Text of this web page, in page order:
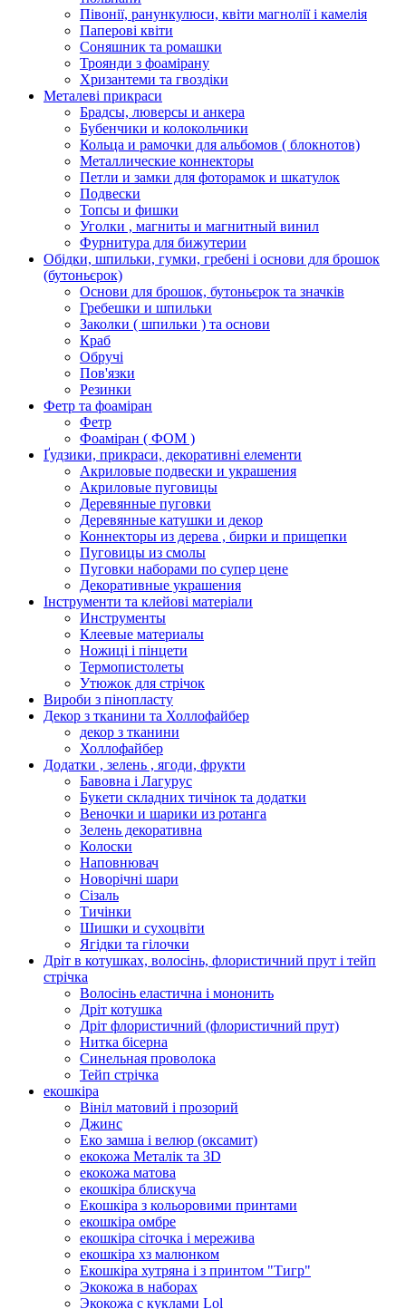
Півонії, ранункулюси, квіти магнолії і камелія
Паперові квіти
Соняшник та ромашки
Троянди з фоамірану
Хризантеми та гвоздіки
Металеві прикраси
Брадсы, люверсы и анкера
Бубенчики и колокольчики
Кольца и рамочки для альбомов ( блокнотов)
Металлические коннекторы
Петли и замки для фоторамок и шкатулок
Подвески
Топсы и фишки
Уголки , магниты и магнитный винил
Фурнитура для бижутерии
Обідки, шпильки, гумки, гребені і основи для брошок
(бутоньєрок)
Основи для брошок, бутоньєрок та значків
Гребешки и шпильки
Заколки ( шпильки ) та основи
Краб
Обручі
Пов'язки
Резинки
Фетр та фоаміран
Фетр
Фоаміран ( ФОМ )
Ґудзики, прикраси, декоративні елементи
Акриловые подвески и украшения
Акриловые пуговицы
Деревянные пуговки
Деревянные катушки и декор
Коннекторы из дерева , бирки и прищепки
Пуговицы из смолы
Пуговки наборами по супер цене
Декоративные украшения
Інструменти та клейові матеріали
Инструменты
Клеевые материалы
Ножиці і пінцети
Термопистолеты
Утюжок для стрічок
Вироби з пінопласту
Декор з тканини та Холлофайбер
декор з тканини
Холлофайбер
Додатки , зелень , ягоди, фрукти
Бавовна і Лагурус
Букети складних тичінок та додатки
Веночки и шарики из ротанга
Зелень декоративна
Колоски
Наповнювач
Новорічні шари
Сізаль
Тичінки
Шишки и сухоцвіти
Ягідки та гілочки
Дріт в котушках, волосінь, флористичний прут і тейп
стрічка
Волосінь еластична і мононить
Дріт котушка
Дріт флористичний (флористичний прут)
Нитка бісерна
Синельная проволока
Тейп стрічка
екошкіра
Вініл матовий і прозорий
Джинс
Еко замша і велюр (оксамит)
екокожа Металік та 3D
екокожа матова
екошкіра блискуча
Екошкіра з кольоровими принтами
екошкіра омбре
екошкіра сіточка і мережива
екошкіра хз малюнком
Екошкіра хутряна і з принтом "Тигр"
Экокожа в наборах
Экокожа с куклами Lol